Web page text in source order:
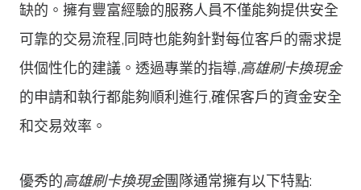
缺的。擁有豐富經驗的服務人員不僅能夠提供安全
可靠的交易流程,同時也能夠針對每位客戶的需求提
供個性化的建議。透過專業的指導,高雄刷卡換現金
的申請和執行都能夠順利進行,確保客戶的資金安全
和交易效率。
優秀的高雄刷卡換現金團隊通常擁有以下特點: